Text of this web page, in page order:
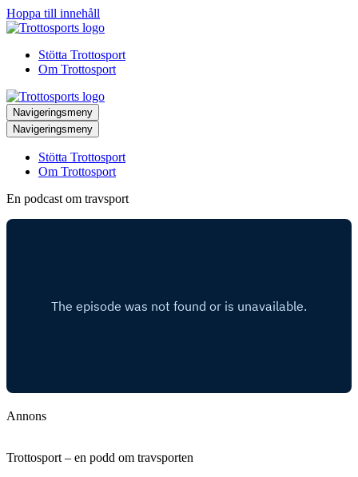
Hoppa till innehåll
Stötta Trottosport
Om Trottosport
Navigeringsmeny
Navigeringsmeny
Stötta Trottosport
Om Trottosport
En podcast om travsport
Annons
Trottosport – en podd om travsporten